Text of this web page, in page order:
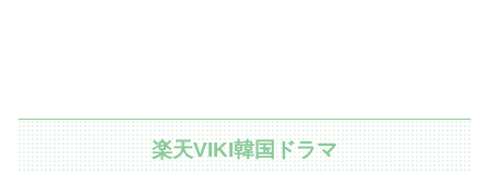
楽天VIKI韓国ドラマ